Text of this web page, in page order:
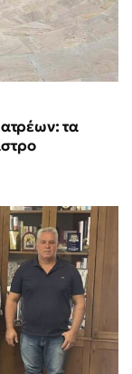
τα